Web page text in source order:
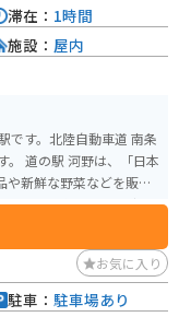
です。北陸自動車道 南条
本
や新鮮な野菜などを販売
の景色を楽しめるスポッ
は、地
なく地元の人々にも愛
滞在： 1時間
施設： 屋内
お気に入り
駐車： 駐車場あり